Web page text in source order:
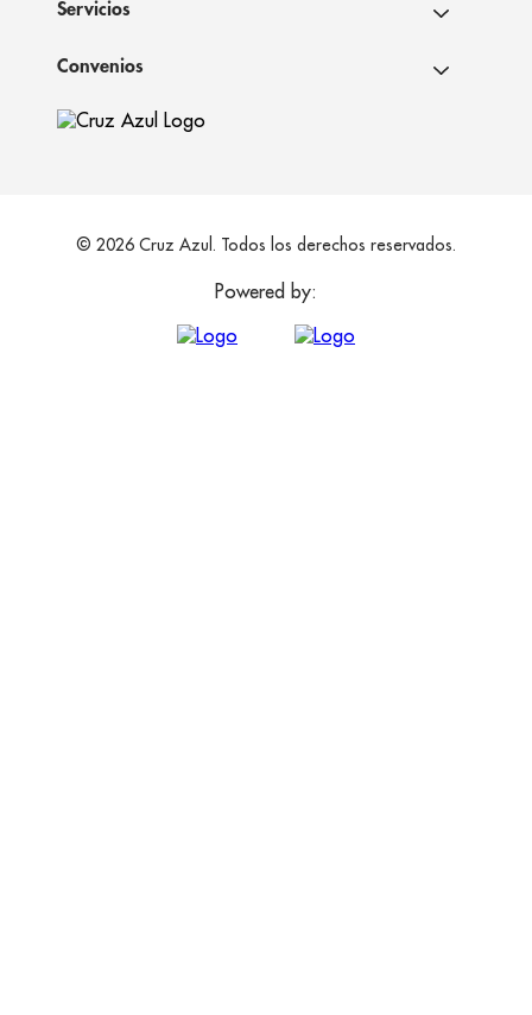
Servicios
Convenios
© 2026 Cruz Azul. Todos los derechos reservados.
Powered by: